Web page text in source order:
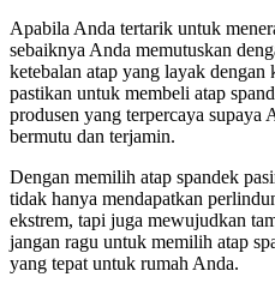
Apabila Anda tertarik untuk
sebaiknya Anda memutuskan
ketebalan atap yang layak
pastikan untuk membeli atap
produsen yang terpercaya supaya
bermutu dan terjamin.
Dengan memilih atap spandek
tidak hanya mendapatkan
ekstrem, tapi juga mewujudkan
jangan ragu untuk memilih atap
yang tepat untuk rumah Anda.